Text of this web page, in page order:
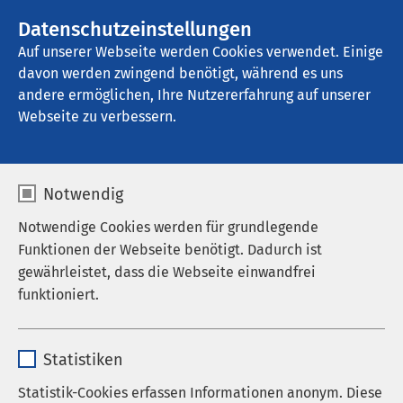
Datenschutzeinstellungen
Auf unserer Webseite werden Cookies verwendet. Einige
davon werden zwingend benötigt, während es uns
andere ermöglichen, Ihre Nutzererfahrung auf unserer
Webseite zu verbessern.
Notwendig
Notwendige Cookies werden für grundlegende
Funktionen der Webseite benötigt. Dadurch ist
gewährleistet, dass die Webseite einwandfrei
funktioniert.
Anbieter sgalinski
Statistiken
Statistik-Cookies erfassen Informationen anonym. Diese
AMEOS Poliklinikum Fehmarn